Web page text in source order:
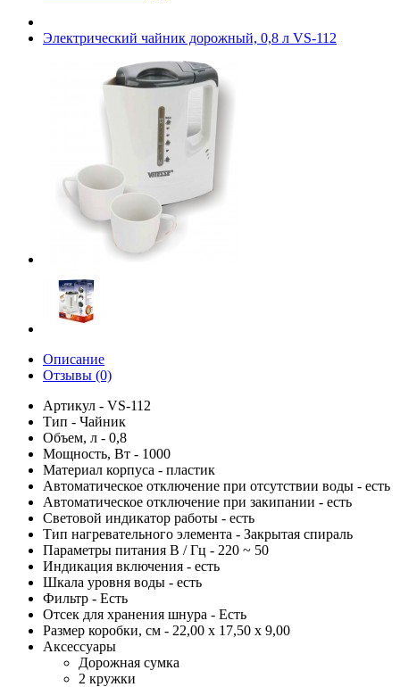
Электрический чайник дорожный, 0,8 л VS-112
Описание
Отзывы (0)
Артикул - VS-112
Тип - Чайник
Объем, л - 0,8
Мощность, Вт - 1000
Материал корпуса - пластик
Автоматическое отключение при отсутствии воды - есть
Автоматическое отключение при закипании - есть
Световой индикатор работы - есть
Тип нагревательного элемента - Закрытая спираль
Параметры питания В / Гц - 220 ~ 50
Индикация включения - есть
Шкала уровня воды - есть
Фильтр - Есть
Отсек для хранения шнура - Есть
Размер коробки, см - 22,00 х 17,50 х 9,00
Аксессуары
Дорожная сумка
2 кружки